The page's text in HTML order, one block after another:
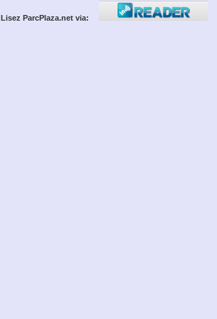
Lisez ParcPlaza.net via: